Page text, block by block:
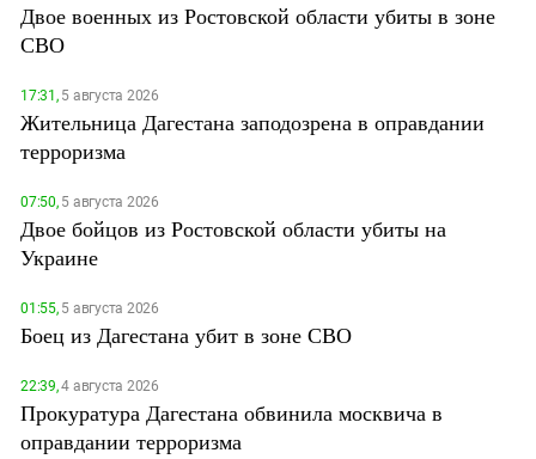
Двое военных из Ростовской области убиты в зоне
СВО
17:31,5 августа 2026
Жительница Дагестана заподозрена в оправдании
терроризма
07:50,5 августа 2026
Двое бойцов из Ростовской области убиты на
Украине
01:55,5 августа 2026
Боец из Дагестана убит в зоне СВО
22:39,4 августа 2026
Прокуратура Дагестана обвинила москвича в
оправдании терроризма